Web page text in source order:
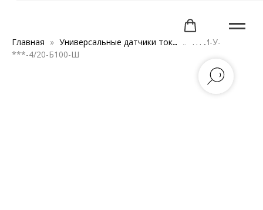
Главная Универсальные датчики тока
ПТИ-У-
***-4/20-Б100-Ш